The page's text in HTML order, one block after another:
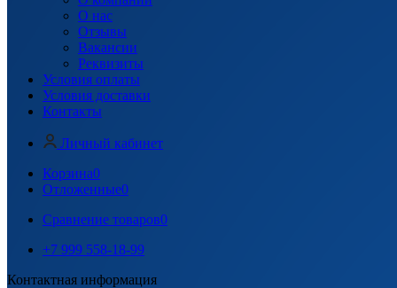
О нас
Отзывы
Вакансии
Реквизиты
Условия оплаты
Условия доставки
Контакты
Личный кабинет
Корзина0
Отложенные0
Сравнение товаров0
+7 999 558-18-99
Контактная информация